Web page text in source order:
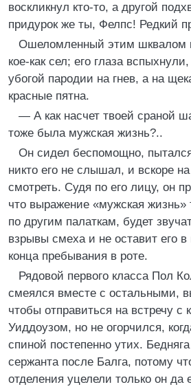
воскликнул кто-то, а другой
придурок же ты, Фелпс! Редкий
Ошеломленный этим шквалом
кое-как сел; его глаза
убогой пародии на гнев, а на
красные пятна.
— А как насчет твоей сраной
тоже была мужская жизнь?..
Он сидел беспомощно,
никто его не слышал, и вскоре
смотреть. Судя по его лицу, он
что выражение «мужская жизнь»
по другим палаткам, будет
взрывы смеха и не оставит его в
конца пребывания в роте.
Рядовой первого класса Пол
смеялся вместе с остальными,
чтобы отправиться на встречу с
Уиддоузом, но не огорчился,
спиной постепенно утих.
сержанта после Балга, потому
отделения уцелели только он